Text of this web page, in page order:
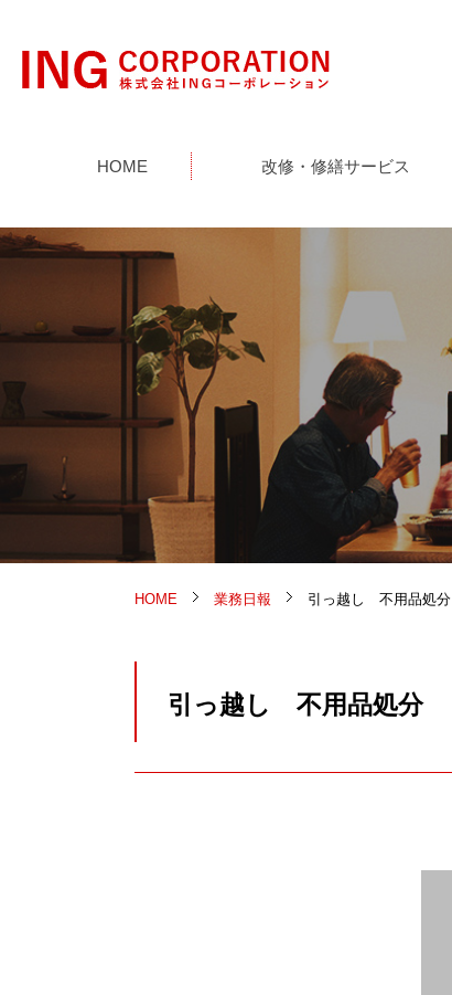
HOME 改修・修繕サービス
HOME 業務日報 引っ越し 不用品処分
引っ越し 不用品処分